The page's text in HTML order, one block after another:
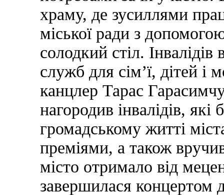
храму, де зусиллями
міської ради з
солодкий стіл.
служб для сім’ї, дітей
канцлер Тарас
нагородив інвалідів,
громадському житті
преміями, а також
місто отримало від
завершилася концертом